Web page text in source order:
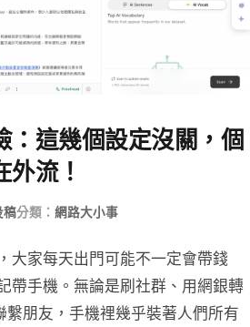
：這幾個設定沒關，個
流！
稿分類： 網路大小事
大家每天出門可能不一定會帶錢
帶手機。無論是刷社群、用網銀轉
繫朋友，手機裡幾乎裝著人們所有